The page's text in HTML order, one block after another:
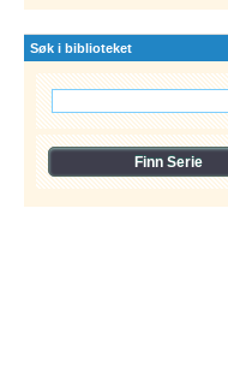
Søk i biblioteket